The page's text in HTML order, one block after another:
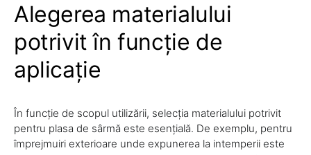
Alegerea materialului
potrivit în funcție de
aplicație
În funcție de scopul utilizării, selecția materialului potrivit
pentru plasa de sârmă este esențială. De exemplu, pentru
împrejmuiri exterioare unde expunerea la intemperii este